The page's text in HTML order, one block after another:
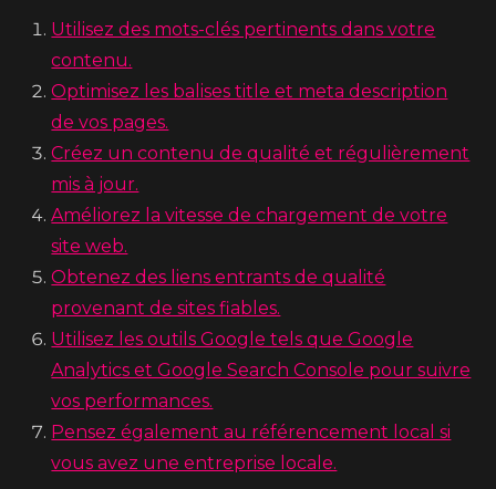
Utilisez des mots-clés pertinents dans votre
contenu.
Optimisez les balises title et meta description
de vos pages.
Créez un contenu de qualité et régulièrement
mis à jour.
Améliorez la vitesse de chargement de votre
site web.
Obtenez des liens entrants de qualité
provenant de sites fiables.
Utilisez les outils Google tels que Google
Analytics et Google Search Console pour suivre
vos performances.
Pensez également au référencement local si
vous avez une entreprise locale.